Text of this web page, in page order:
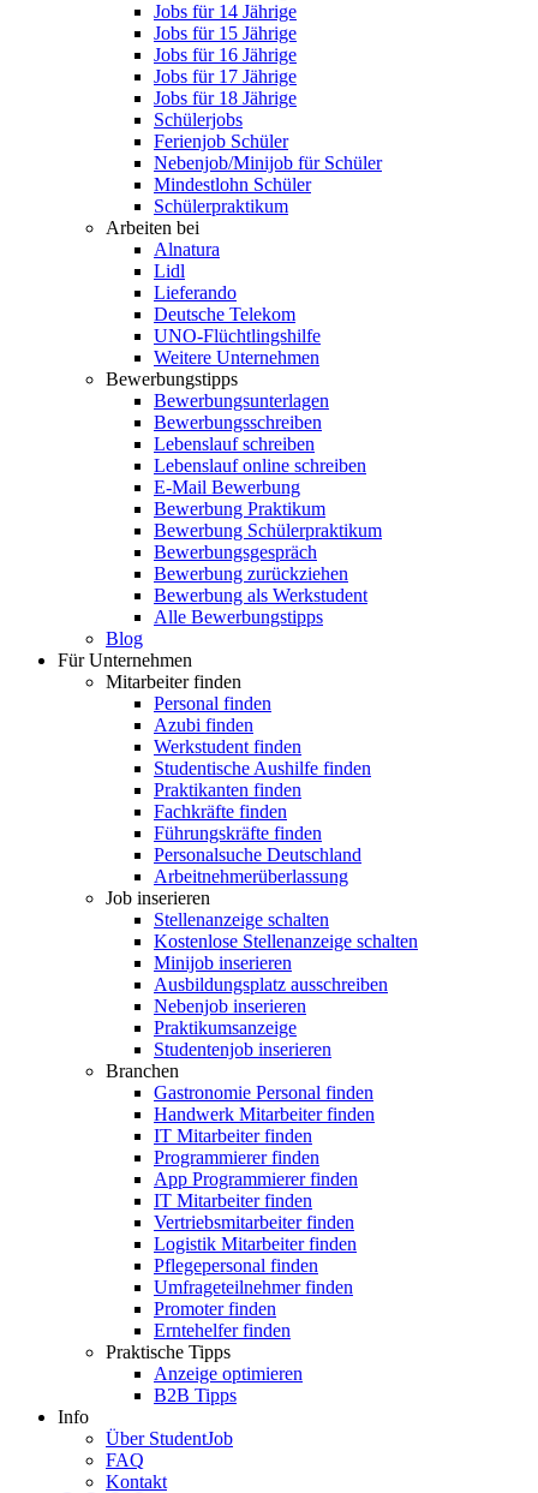
Jobs für 14 Jährige
Jobs für 15 Jährige
Jobs für 16 Jährige
Jobs für 17 Jährige
Jobs für 18 Jährige
Schülerjobs
Ferienjob Schüler
Nebenjob/Minijob für Schüler
Mindestlohn Schüler
Schülerpraktikum
Arbeiten bei
Alnatura
Lidl
Lieferando
Deutsche Telekom
UNO-Flüchtlingshilfe
Weitere Unternehmen
Bewerbungstipps
Bewerbungsunterlagen
Bewerbungsschreiben
Lebenslauf schreiben
Lebenslauf online schreiben
E-Mail Bewerbung
Bewerbung Praktikum
Bewerbung Schülerpraktikum
Bewerbungsgespräch
Bewerbung zurückziehen
Bewerbung als Werkstudent
Alle Bewerbungstipps
Blog
Für Unternehmen
Mitarbeiter finden
Personal finden
Azubi finden
Werkstudent finden
Studentische Aushilfe finden
Praktikanten finden
Fachkräfte finden
Führungskräfte finden
Personalsuche Deutschland
Arbeitnehmerüberlassung
Job inserieren
Stellenanzeige schalten
Kostenlose Stellenanzeige schalten
Minijob inserieren
Ausbildungsplatz ausschreiben
Nebenjob inserieren
Praktikumsanzeige
Studentenjob inserieren
Branchen
Gastronomie Personal finden
Handwerk Mitarbeiter finden
IT Mitarbeiter finden
Programmierer finden
App Programmierer finden
IT Mitarbeiter finden
Vertriebsmitarbeiter finden
Logistik Mitarbeiter finden
Pflegepersonal finden
Umfrageteilnehmer finden
Promoter finden
Erntehelfer finden
Praktische Tipps
Anzeige optimieren
B2B Tipps
Info
Über StudentJob
FAQ
Kontakt